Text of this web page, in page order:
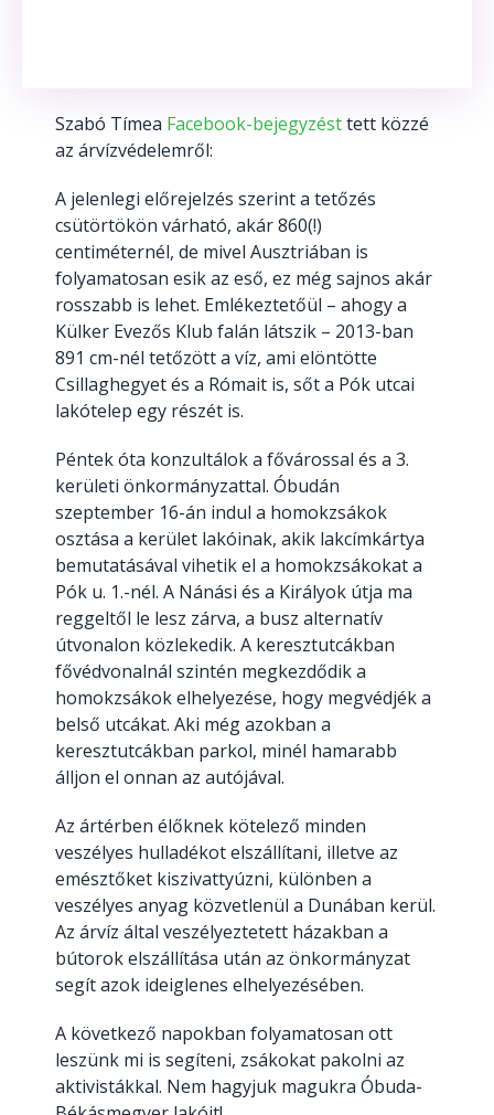
Szabó Tímea Facebook-bejegyzésttett közzé
az árvízvédelemről:
A jelenlegi előrejelzés szerint a tetőzés
csütörtökön várható, akár 860(!)
centiméternél, de mivel Ausztriában is
folyamatosan esik az eső, ez még sajnos akár
rosszabb is lehet. Emlékeztetőül – ahogy a
Külker Evezős Klub falán látszik – 2013-ban
891 cm-nél tetőzött a víz, ami elöntötte
Csillaghegyet és a Rómait is, sőt a Pók utcai
lakótelep egy részét is.
Péntek óta konzultálok a fővárossal és a 3.
kerületi önkormányzattal. Óbudán
szeptember 16-án indul a homokzsákok
osztása a kerület lakóinak, akik lakcímkártya
bemutatásával vihetik el a homokzsákokat a
Pók u. 1.-nél. A Nánási és a Királyok útja ma
reggeltől le lesz zárva, a busz alternatív
útvonalon közlekedik. A keresztutcákban
fővédvonalnál szintén megkezdődik a
homokzsákok elhelyezése, hogy megvédjék a
belső utcákat. Aki még azokban a
keresztutcákban parkol, minél hamarabb
álljon el onnan az autójával.
Az ártérben élőknek kötelező minden
veszélyes hulladékot elszállítani, illetve az
emésztőket kiszivattyúzni, különben a
veszélyes anyag közvetlenül a Dunában kerül.
Az árvíz által veszélyeztetett házakban a
bútorok elszállítása után az önkormányzat
segít azok ideiglenes elhelyezésében.
A következő napokban folyamatosan ott
leszünk mi is segíteni, zsákokat pakolni az
aktivistákkal. Nem hagyjuk magukra Óbuda-